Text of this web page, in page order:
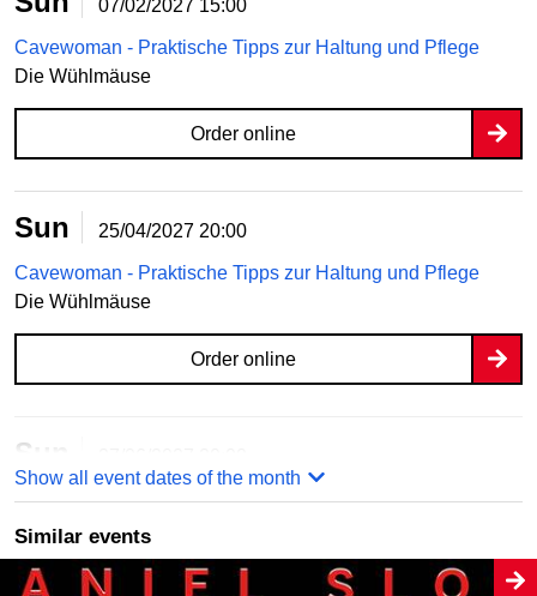
07/02/2027 15:00
Cavewoman - Praktische Tipps zur Haltung und Pflege
Die Wühlmäuse
Order online
Sun 25/04/2027 20:00
Cavewoman - Praktische Tipps zur Haltung und Pflege
Die Wühlmäuse
Order online
Sun
Cavewoman - Praktische Tipps zur Haltung und Pflege
Die Wühlmäuse
Order online
Show all event dates of the month
Similar events